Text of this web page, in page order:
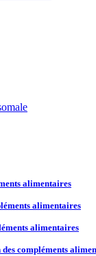
alimentaires
alimentaires
alimentaires
compléments